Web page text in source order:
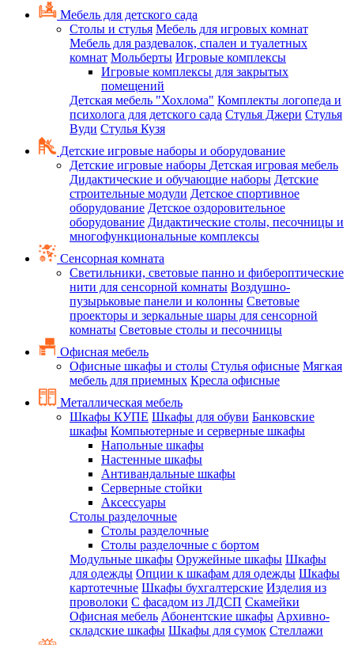
Мебель для детского сада
Столы и стулья Мебель для игровых комнат
Мебель для раздевалок, спален и туалетных
комнат Мольберты Игровые комплексы
Игровые комплексы для закрытых
помещений
Детская мебель "Хохлома" Комплекты логопеда и
психолога для детского сада Стулья Джери Стулья
Вуди Стулья Кузя
Детские игровые наборы и оборудование
Детские игровые наборы Детская игровая мебель
Дидактические и обучающие наборы Детские
строительные модули Детское спортивное
оборудование Детское оздоровительное
оборудование Дидактические столы, песочницы и
многофункциональные комплексы
Сенсорная комната
Светильники, световые панно и фибероптические
нити для сенсорной комнаты Воздушно-
пузырьковые панели и колонны Световые
проекторы и зеркальные шары для сенсорной
комнаты Световые столы и песочницы
Офисная мебель
Офисные шкафы и столы Стулья офисные Мягкая
мебель для приемных Кресла офисные
Металлическая мебель
Шкафы КУПЕ Шкафы для обуви Банковские
шкафы Компьютерные и серверные шкафы
Напольные шкафы
Настенные шкафы
Антивандальные шкафы
Серверные стойки
Аксессуары
Столы разделочные
Столы разделочные
Столы разделочные с бортом
Модульные шкафы Оружейные шкафы Шкафы
для одежды Опции к шкафам для одежды Шкафы
картотечные Шкафы бухгалтерские Изделия из
проволоки С фасадом из ЛДСП Скамейки
Офисная мебель Абонентские шкафы Архивно-
складские шкафы Шкафы для сумок Стеллажи